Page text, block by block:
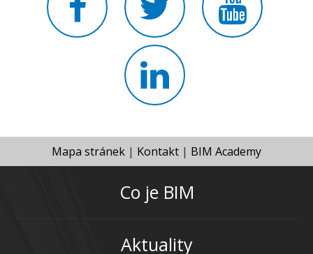
Mapa stránek | Kontakt | BIM Academy
Co je BIM
Aktuality